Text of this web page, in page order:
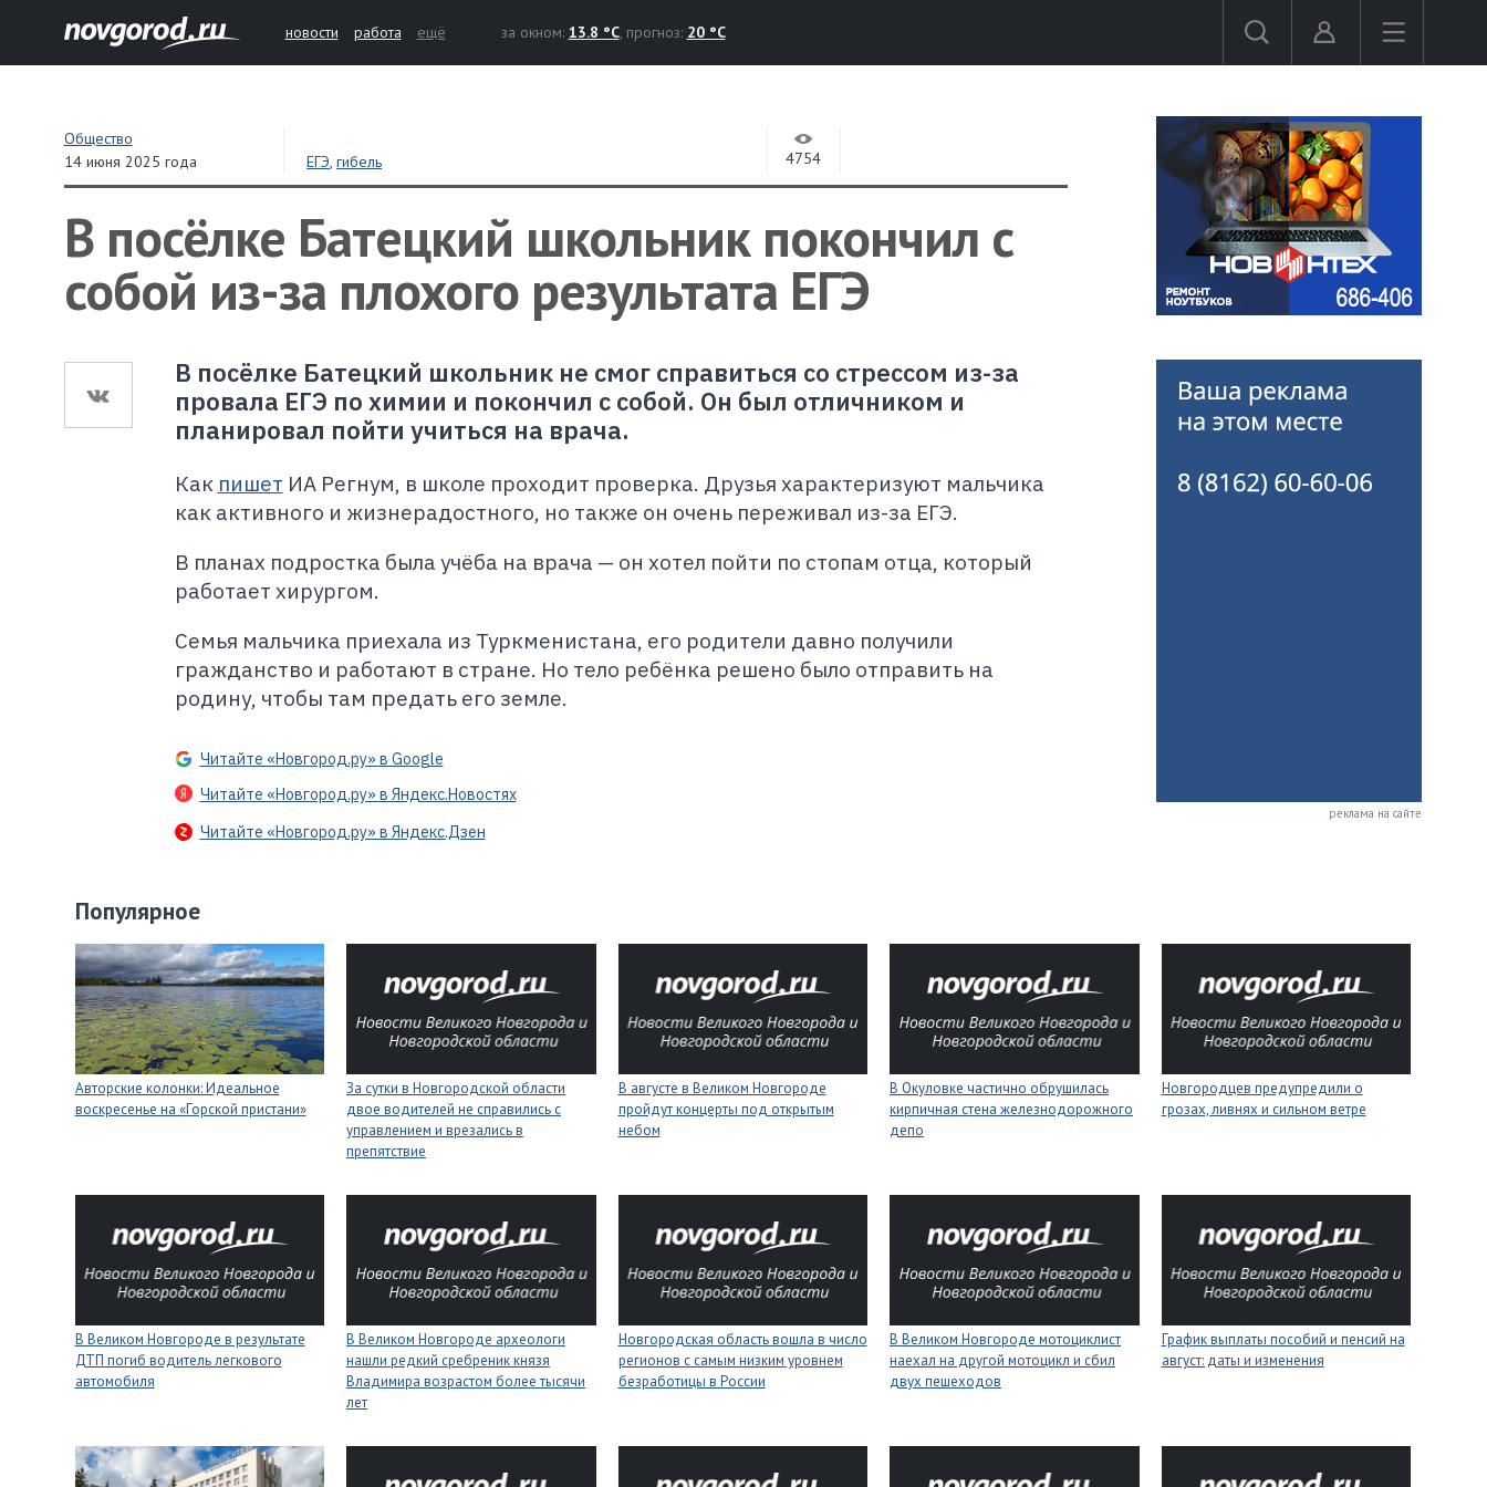
новости работа ещё за окном: 13.8 °C, прогноз: 20 °C
Общество
14 июня 2025 года
ЕГЭ,гибель 4754
В посёлке Батецкий школьник покончил с
собой из-за плохого результата ЕГЭ
В посёлке Батецкий школьник не смог справиться со стрессом из-за
провала ЕГЭ по химии и покончил с собой. Он был отличником и
планировал пойти учиться на врача.
Как пишет ИА Регнум, в школе проходит проверка. Друзья характеризуют мальчика
как активного и жизнерадостного, но также он очень переживал из-за ЕГЭ.
В планах подростка была учёба на врача — он хотел пойти по стопам отца, который
работает хирургом.
Семья мальчика приехала из Туркменистана, его родители давно получили
гражданство и работают в стране. Но тело ребёнка решено было отправить на
родину, чтобы там предать его земле.
Читайте «Новгород.ру» в Google
Читайте «Новгород.ру» в Яндекс.Новостях
Читайте «Новгород.ру» в Яндекс.Дзен
реклама на сайте
Популярное
Авторские колонки: Идеальное
воскресенье на «Горской пристани»
За сутки в Новгородской области
двое водителей не справились с
управлением и врезались в
препятствие
В августе в Великом Новгороде
пройдут концерты под открытым
небом
В Окуловке частично обрушилась
кирпичная стена железнодорожного
депо
Новгородцев предупредили о
грозах, ливнях и сильном ветре
В Великом Новгороде в результате
ДТП погиб водитель легкового
автомобиля
В Великом Новгороде археологи
нашли редкий сребреник князя
Владимира возрастом более тысячи
лет
Новгородская область вошла в число
регионов с самым низким уровнем
безработицы в России
В Великом Новгороде мотоциклист
наехал на другой мотоцикл и сбил
двух пешеходов
График выплаты пособий и пенсий на
август: даты и изменения